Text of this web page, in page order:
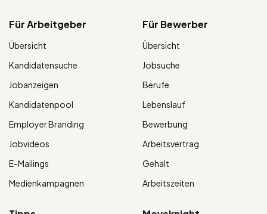
Für Arbeitgeber
Übersicht
Kandidatensuche
Jobanzeigen
Kandidatenpool
Employer Branding
Jobvideos
E-Mailings
Medienkampagnen
Für Bewerber
Übersicht
Jobsuche
Berufe
Lebenslauf
Bewerbung
Arbeitsvertrag
Gehalt
Arbeitszeiten